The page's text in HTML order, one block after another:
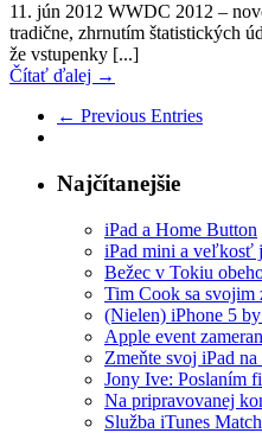
11. jún 2012 WWDC 2012 –
tradične, zhrnutím štatistických
že vstupenky [...]
Čítať ďalej →
← Previous Entries
Najčítanejšie
iPad a Home Button
iPad mini a veľkosť
Bežec v Tokiu
Tim Cook sa svojim
(Nielen) iPhone 5
Apple event
Zmeňte svoj iPad
Jony Ive: Poslaním
Na pripravovanej
Služba iTunes